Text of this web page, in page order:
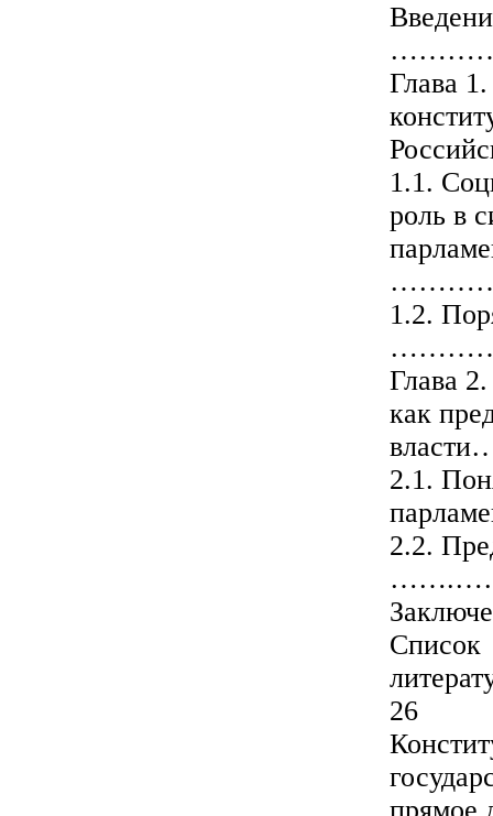
Глава
1.1.
роль в
1.2.
Глава
как
2.1.
2.2.
Список
26